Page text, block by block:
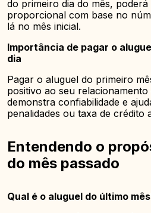
do primeiro dia do mês,
proporcional com base no
lá no mês inicial.
Importância de pagar o
dia
Pagar o aluguel do primeiro
positivo ao seu
demonstra confiabilidade e
penalidades ou taxa de crédito
Entendendo o
do mês passado
Qual é o aluguel do último